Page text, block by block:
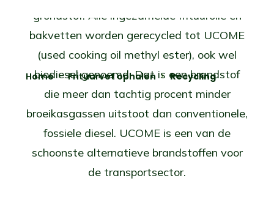
Home Frituurvet ophalen Recycling
grondstof. Alle ingezamelde frituurolie en
bakvetten worden gerecycled tot UCOME
(used cooking oil methyl ester), ook wel
biodiesel genoemd. Dat is een brandstof
die meer dan tachtig procent minder
broeikasgassen uitstoot dan conventionele,
fossiele diesel. UCOME is een van de
schoonste alternatieve brandstoffen voor
de transportsector.